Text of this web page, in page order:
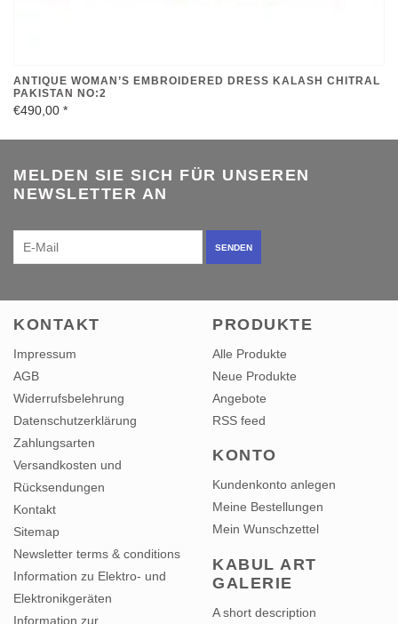
ANTIQUE WOMAN’S EMBROIDERED DRESS KALASH CHITRAL
PAKISTAN NO:2
€490,00 *
MELDEN SIE SICH FÜR UNSEREN
NEWSLETTER AN
SENDEN
KONTAKT
Impressum
AGB
Widerrufsbelehrung
Datenschutzerklärung
Zahlungsarten
Versandkosten und
Rücksendungen
Kontakt
Sitemap
Newsletter terms & conditions
Information zu Elektro- und
Elektronikgeräten
Information zur
PRODUKTE
Alle Produkte
Neue Produkte
Angebote
RSS feed
KONTO
Kundenkonto anlegen
Meine Bestellungen
Mein Wunschzettel
KABUL ART
GALERIE
A short description